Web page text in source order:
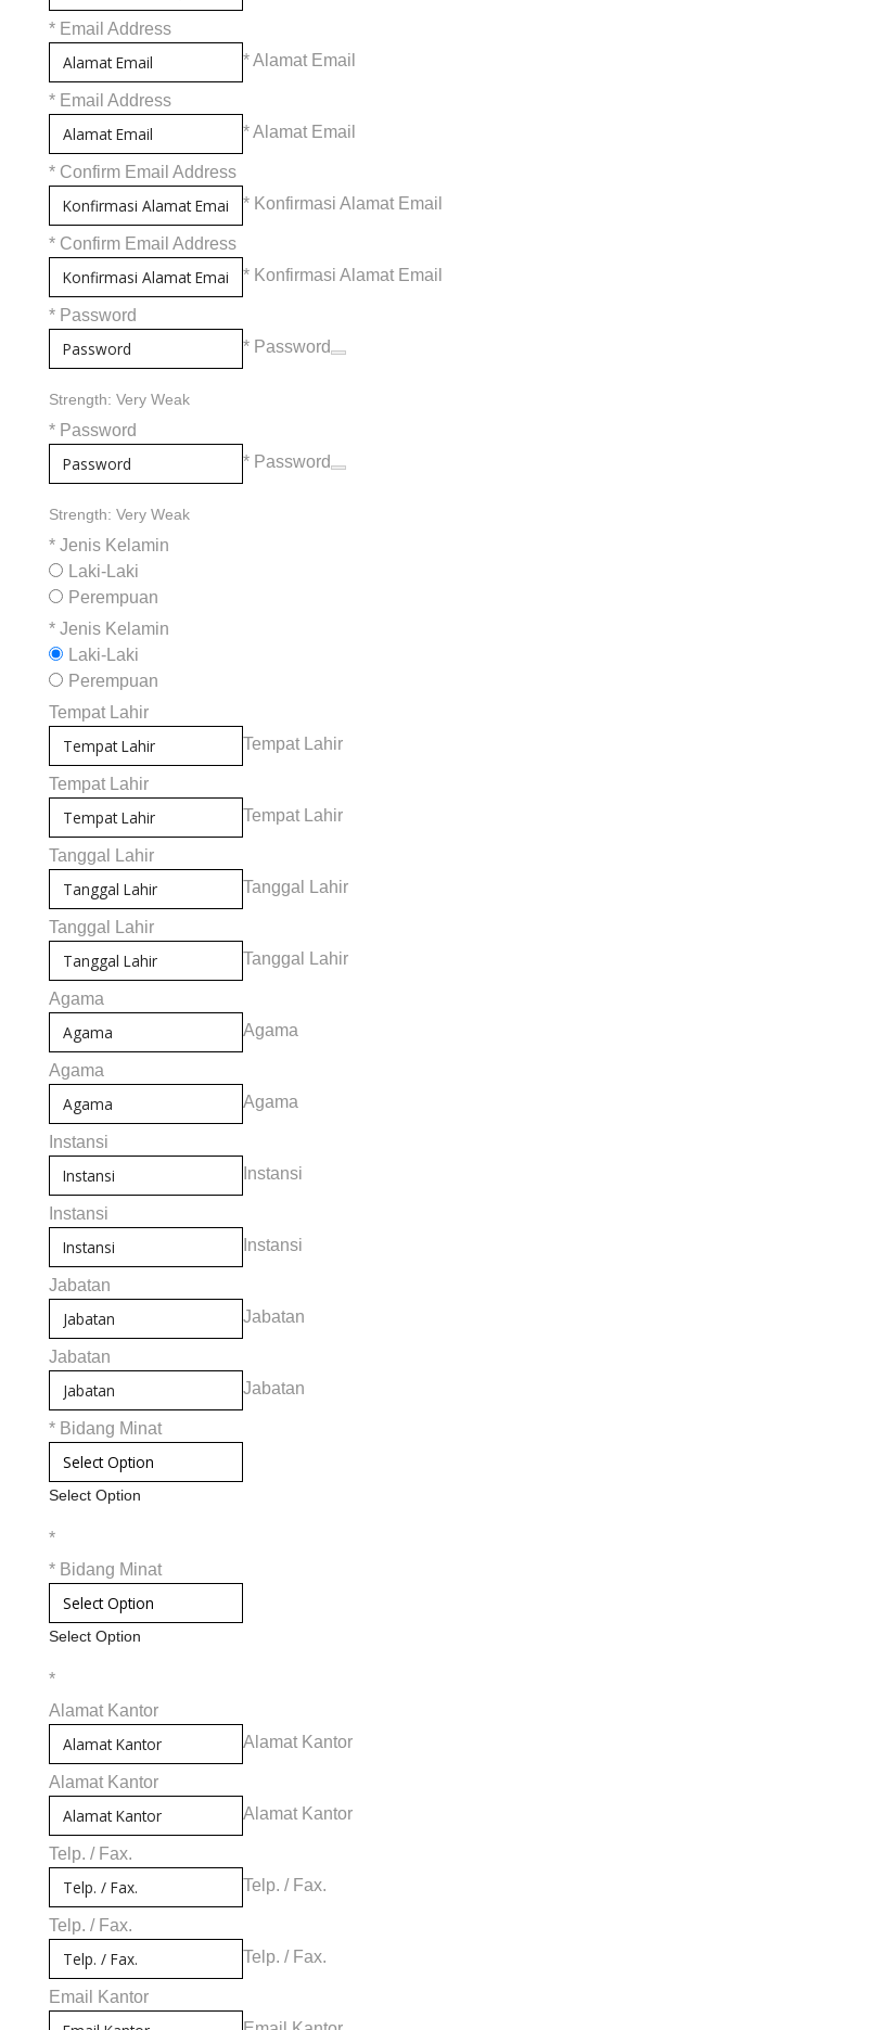
* Email Address
* Alamat Email
* Email Address
* Alamat Email
* Confirm Email Address
* Konfirmasi Alamat Email
* Confirm Email Address
* Konfirmasi Alamat Email
* Password
* Password
Strength: Very Weak
* Password
* Password
Strength: Very Weak
* Jenis Kelamin
Laki-Laki
Perempuan
* Jenis Kelamin
Laki-Laki
Perempuan
Tempat Lahir
Tempat Lahir
Tempat Lahir
Tempat Lahir
Tanggal Lahir
Tanggal Lahir
Tanggal Lahir
Tanggal Lahir
Agama
Agama
Agama
Agama
Instansi
Instansi
Instansi
Instansi
Jabatan
Jabatan
Jabatan
Jabatan
* Bidang Minat
Select Option
*
* Bidang Minat
Select Option
*
Alamat Kantor
Alamat Kantor
Alamat Kantor
Alamat Kantor
Telp. / Fax.
Telp. / Fax.
Telp. / Fax.
Telp. / Fax.
Email Kantor